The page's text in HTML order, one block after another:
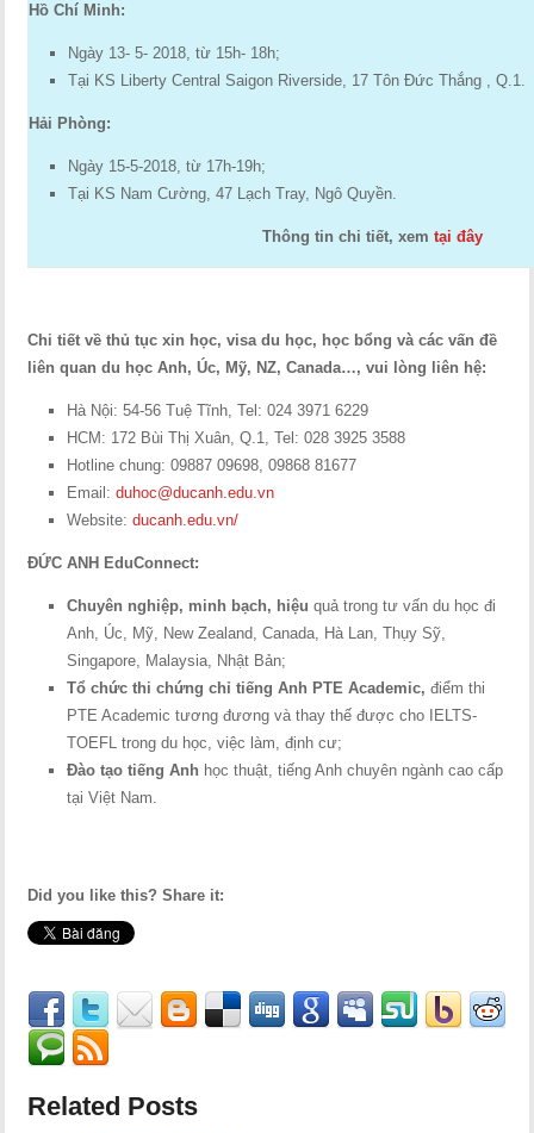
Hồ Chí Minh:
Ngày 13- 5- 2018, từ 15h- 18h;
Tại KS Liberty Central Saigon Riverside, 17 Tôn Đức Thắng , Q.1.
Hải Phòng:
Ngày 15-5-2018, từ 17h-19h;
Tại KS Nam Cường, 47 Lạch Tray, Ngô Quyền.
Thông tin chi tiết, xemtại đây
Chi tiết về thủ tục xin học, visa du học, học bổng và các vấn đề
liên quan du học Anh, Úc, Mỹ, NZ, Canada…, vui lòng liên hệ:
Hà Nội: 54-56 Tuệ Tĩnh, Tel: 024 3971 6229
HCM: 172 Bùi Thị Xuân, Q.1, Tel: 028 3925 3588
Hotline chung: 09887 09698, 09868 81677
Email:duhoc@ducanh.edu.vn
Website:ducanh.edu.vn/
ĐỨC ANH EduConnect:
Chuyên nghiệp, minh bạch, hiệuquả trong tư vấn du học đi
Anh, Úc, Mỹ, New Zealand, Canada, Hà Lan, Thụy Sỹ,
Singapore, Malaysia, Nhật Bản;
Tổ chức thi chứng chỉ tiếng Anh PTE Academic,điểm thi
PTE Academic tương đương và thay thế được cho IELTS-
TOEFL trong du học, việc làm, định cư;
Đào tạo tiếng Anh học thuật, tiếng Anh chuyên ngành cao cấp
tại Việt Nam.
Did you like this? Share it:
Related Posts